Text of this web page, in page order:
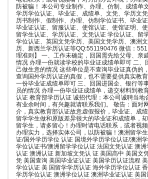
防被骗！ 本公司专业制作、办理、仿制、成绩单
学历学位认证、毕业证、成绩单、文凭、学历文
历书制作、假制作、办理、仿制学位证书、毕业证
毕业证认证、留服认证、使馆认证、使馆证明、使
留学生认证、学历认证、文凭认证 学位认证、留
学位认证、英国文凭学历、美国文凭学历、澳洲
历、新西兰学历认证等QQ:551190476 微信：
理准则】 一、工作未确定，回国需先给父母、亲
情况 办理一份就读学校的毕业证成绩单即可 二、
己做生意的情况 这些单位是不查询毕业证真伪的
查询国外学历认证的真假，也不需要提供真实教
一份毕业证成绩单即可 三、回国进国企、银行等
员的情况 办理一份毕业证成绩单，递交材料到教
认证 教育部学历认证 诚招代理：本公司诚聘当地
有业余时间，有兴趣就请联系我们。 敬告：面对
介，真实教育部认证故意虚假报价，毕业证、成
留学学生做和原版差异很大的毕业证和成绩单，
留学生，请多留心！办理时请电话联系，或者视
办理实力，选择实体公司，以防被骗！澳洲留学
证/国外学历学位 认证 国境外学历学位认证/澳洲
学位认证书/澳洲留学学位认证 法国文凭认证 澳
认证 澳洲认证 新加坡文凭认 证 美国高中 美国文
凭 美国查询 美国毕业证认证 美国学历认证流程
学位认证 美 国留学学历认证 海外学历学位认证
学历学位认证 澳洲学位认证 澳洲毕业证认证 美